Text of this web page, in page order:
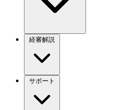
経審解説
サポート